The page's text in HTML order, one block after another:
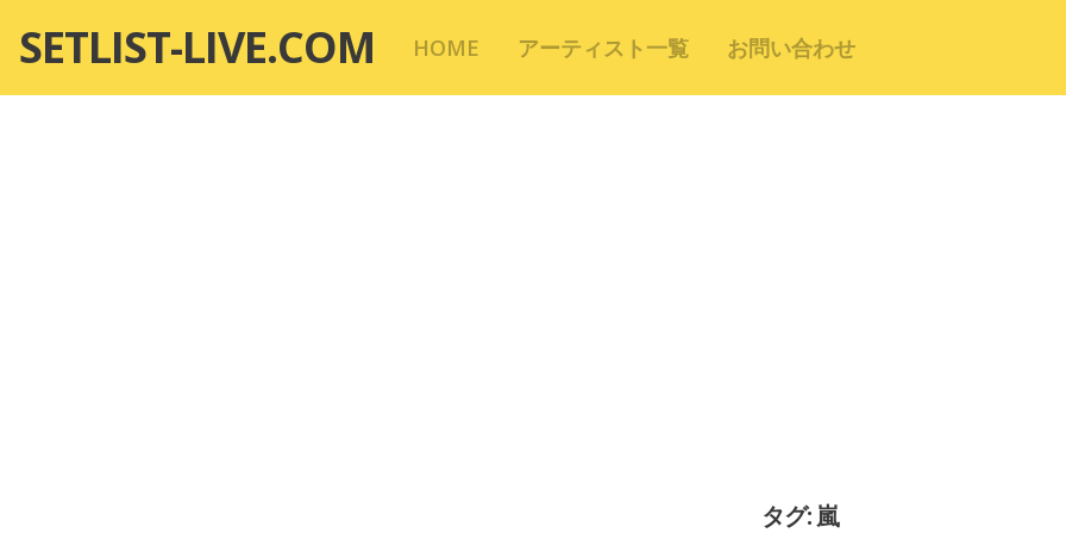
テ
SETLIST-LIVE.COM HOME アーティスト一覧 お問い合わせ
タグ: 嵐